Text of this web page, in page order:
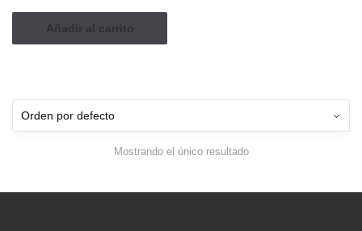
Añadir al carrito
Mostrando el único resultado